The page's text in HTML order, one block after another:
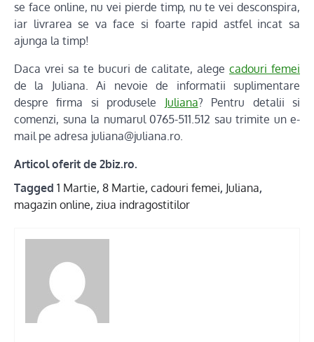
se face online, nu vei pierde timp, nu te vei desconspira,
iar livrarea se va face si foarte rapid astfel incat sa
ajunga la timp!
Daca vrei sa te bucuri de calitate, alege cadouri femei
de la Juliana. Ai nevoie de informatii suplimentare
despre firma si produsele Juliana? Pentru detalii si
comenzi, suna la numarul 0765-511.512 sau trimite un e-
mail pe adresa juliana@juliana.ro.
Articol oferit de 2biz.ro.
Tagged 1 Martie, 8 Martie, cadouri femei, Juliana,
magazin online, ziua indragostitilor